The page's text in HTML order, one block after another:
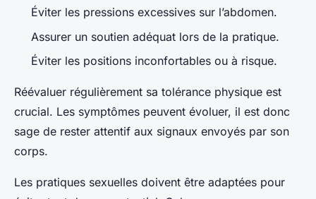
Éviter les pressions excessives sur l’abdomen.
Assurer un soutien adéquat lors de la pratique.
Éviter les positions inconfortables ou à risque.
Réévaluer régulièrement sa tolérance physique est
crucial. Les symptômes peuvent évoluer, il est donc
sage de rester attentif aux signaux envoyés par son
corps.
Les pratiques sexuelles doivent être adaptées pour